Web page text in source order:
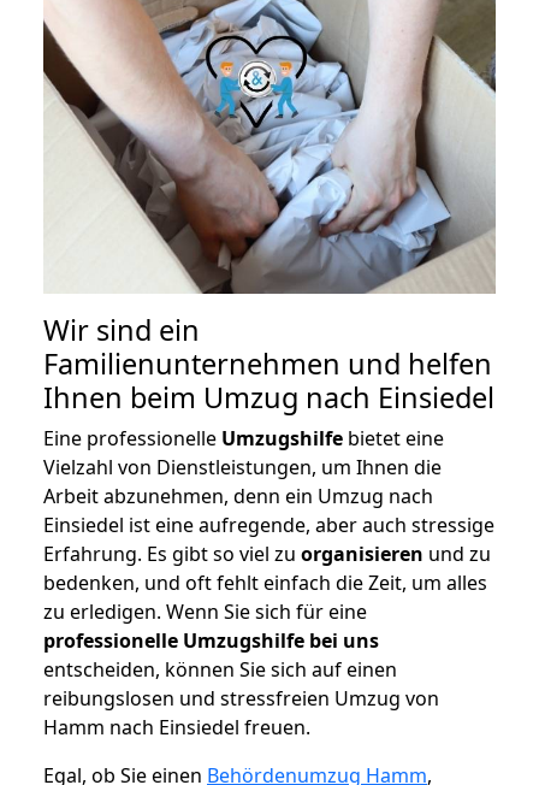
Wir sind ein
Familienunternehmen und helfen
Ihnen beim Umzug nach Einsiedel
Eine professionelle Umzugshilfe bietet eine
Vielzahl von Dienstleistungen, um Ihnen die
Arbeit abzunehmen, denn ein Umzug nach
Einsiedel ist eine aufregende, aber auch stressige
Erfahrung. Es gibt so viel zu organisieren und zu
bedenken, und oft fehlt einfach die Zeit, um alles
zu erledigen. Wenn Sie sich für eine
professionelle Umzugshilfe bei uns
entscheiden, können Sie sich auf einen
reibungslosen und stressfreien Umzug von
Hamm nach Einsiedel freuen.
Egal, ob Sie einen Behördenumzug Hamm,